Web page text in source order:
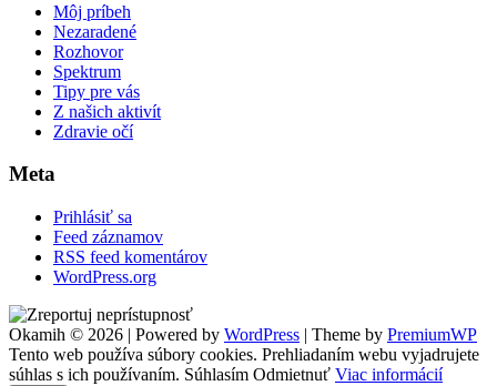
Môj príbeh
Nezaradené
Rozhovor
Spektrum
Tipy pre vás
Z našich aktivít
Zdravie očí
Meta
Prihlásiť sa
Feed záznamov
RSS feed komentárov
WordPress.org
Footer
Widgets
Okamih © 2026 | Powered by WordPress | Theme by PremiumWP
Tento web používa súbory cookies. Prehliadaním webu vyjadrujete
súhlas s ich používaním. Súhlasím Odmietnuť Viac informácií